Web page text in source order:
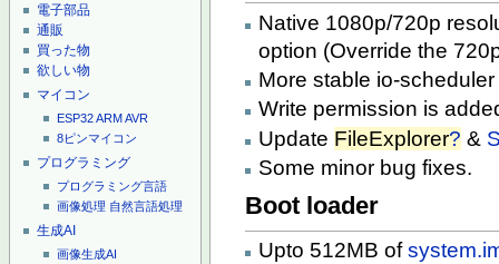
電子部品
通販
買った物
欲しい物
マイコン
ESP32ARMAVR
8ピンマイコン
プログラミング
プログラミング言語
画像処理 自然言語処理
生成AI
画像生成AI
Native 1080p/720p
option (Override the
More stable io-
Write permission is
Update FileExplorer? &
Some minor bug fixes.
Boot loader
Upto 512MB of